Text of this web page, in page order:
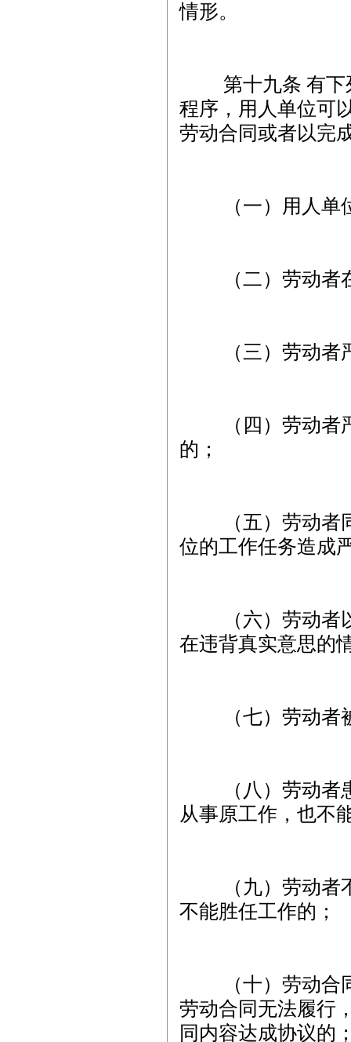
情形。
第十九条 有下列
程序，用人单位可
劳动合同或者以完
（一）用人单位
（二）劳动者在
（三）劳动者严
（四）劳动者严
的；
（五）劳动者同
位的工作任务造成
（六）劳动者以
在违背真实意思的
（七）劳动者被
（八）劳动者患
从事原工作，也不
（九）劳动者不
不能胜任工作的；
（十）劳动合同
劳动合同无法履行
同内容达成协议的